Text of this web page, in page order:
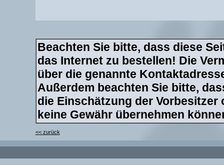
Beachten Sie bitte, dass diese
das Internet zu bestellen! Die
über die genannte
Außerdem beachten Sie bitte,
die Einschätzung der
keine Gewähr übernehmen
<< zurück